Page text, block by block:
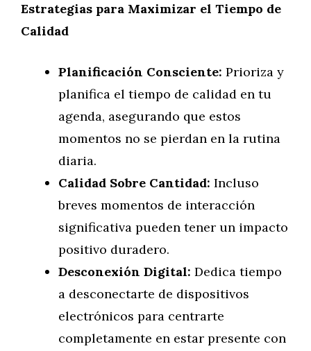
Estrategias para Maximizar el Tiempo de
Calidad
Planificación Consciente: Prioriza y
planifica el tiempo de calidad en tu
agenda, asegurando que estos
momentos no se pierdan en la rutina
diaria.
Calidad Sobre Cantidad: Incluso
breves momentos de interacción
significativa pueden tener un impacto
positivo duradero.
Desconexión Digital: Dedica tiempo
a desconectarte de dispositivos
electrónicos para centrarte
completamente en estar presente con